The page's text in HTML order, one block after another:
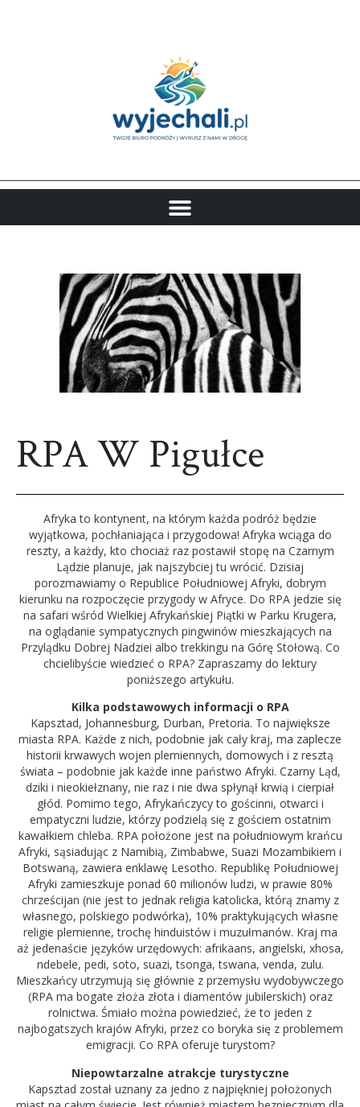
RPA W Pigułce
Afryka to kontynent, na którym każda podróż będzie
wyjątkowa, pochłaniająca i przygodowa! Afryka wciąga do
reszty, a każdy, kto chociaż raz postawił stopę na Czarnym
Lądzie planuje, jak najszybciej tu wrócić. Dzisiaj
porozmawiamy o Republice Południowej Afryki, dobrym
kierunku na rozpoczęcie przygody w Afryce. Do RPA jedzie się
na safari wśród Wielkiej Afrykańskiej Piątki w Parku Krugera,
na oglądanie sympatycznych pingwinów mieszkających na
Przylądku Dobrej Nadziei albo trekkingu na Górę Stołową. Co
chcielibyście wiedzieć o RPA? Zapraszamy do lektury
poniższego artykułu.
Kilka podstawowych informacji o RPA
Kapsztad, Johannesburg, Durban, Pretoria. To największe
miasta RPA. Każde z nich, podobnie jak cały kraj, ma zaplecze
historii krwawych wojen plemiennych, domowych i z resztą
świata – podobnie jak każde inne państwo Afryki. Czarny Ląd,
dziki i nieokiełznany, nie raz i nie dwa spłynął krwią i cierpiał
głód. Pomimo tego, Afrykańczycy to gościnni, otwarci i
empatyczni ludzie, którzy podzielą się z gościem ostatnim
kawałkiem chleba. RPA położone jest na południowym krańcu
Afryki, sąsiadując z Namibią, Zimbabwe, Suazi Mozambikiem i
Botswaną, zawiera enklawę Lesotho. Republikę Południowej
Afryki zamieszkuje ponad 60 milionów ludzi, w prawie 80%
chrześcijan (nie jest to jednak religia katolicka, którą znamy z
własnego, polskiego podwórka), 10% praktykujących własne
religie plemienne, trochę hinduistów i muzułmanów. Kraj ma
aż jedenaście języków urzędowych: afrikaans, angielski, xhosa,
ndebele, pedi, soto, suazi, tsonga, tswana, venda, zulu.
Mieszkańcy utrzymują się głównie z przemysłu wydobywczego
(RPA ma bogate złoża złota i diamentów jubilerskich) oraz
rolnictwa. Śmiało można powiedzieć, że to jeden z
najbogatszych krajów Afryki, przez co boryka się z problemem
emigracji. Co RPA oferuje turystom?
Niepowtarzalne atrakcje turystyczne
Kapsztad został uznany za jedno z najpiękniej położonych